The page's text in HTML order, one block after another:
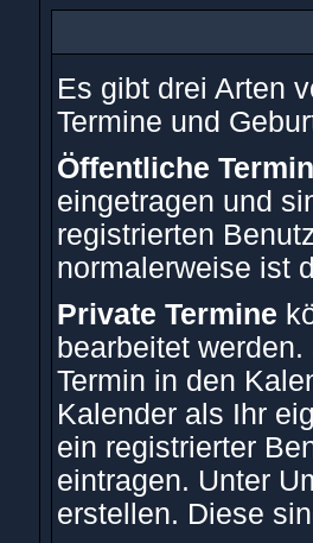
Es gibt drei Arten
Termine und
Öffentliche
eingetragen und
registrierten
normalerweise ist
Private Termine
bearbeitet
Termin in den
Kalender als Ihr
ein registrierter
eintragen. Unter
erstellen. Diese